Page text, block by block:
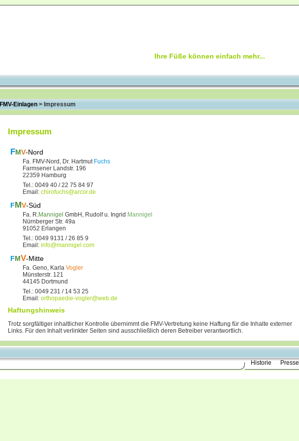
Ihre Füße können einfach mehr...
FMV-Einlagen > Impressum
Impressum
FMV-Nord
Fa. FMV-Nord, Dr. Hartmut Fuchs
Farmsener Landstr. 196
22359 Hamburg
Tel.: 0049 40 / 22 75 84 97
Email: chirofuchs@arcor.de
FMV-Süd
Fa. R. Mannigel GmbH, Rudolf u. Ingrid Mannigel
Nürnberger Str. 49a
91052 Erlangen
Tel.: 0049 9131 / 26 85 9
Email: info@mannigel.com
FMV-Mitte
Fa. Geno, Karla Vogler
Münsterstr. 121
44145 Dortmund
Tel.: 0049 231 / 14 53 25
Email: orthopaedie-vogler@web.de
Haftungshinweis
Trotz sorgfältiger inhaltlicher Kontrolle übernimmt die FMV-Vertretung keine Haftung für die Inhalte externer
Links. Für den Inhalt verlinkter Seiten sind ausschließlich deren Betreiber verantwortlich.
Presse
Historie